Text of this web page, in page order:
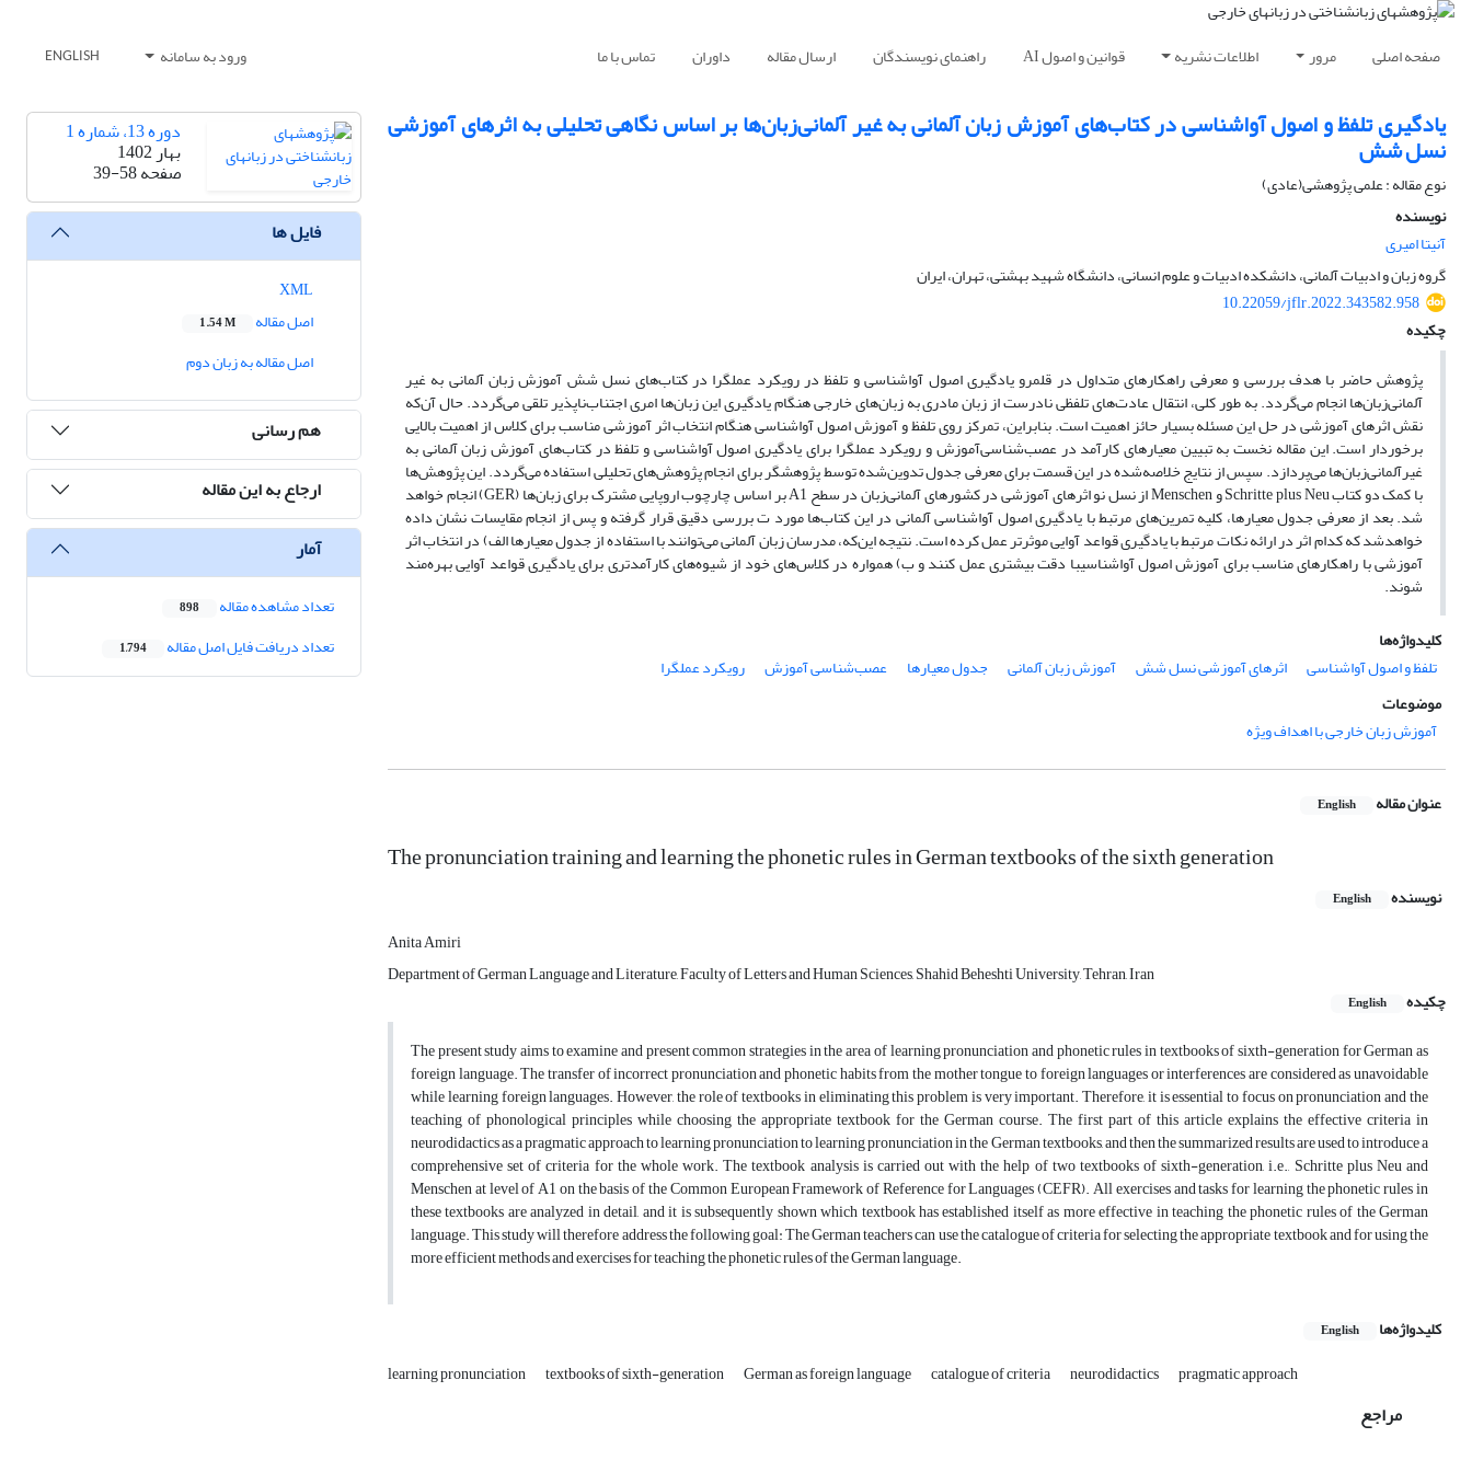
صفحه اصلی مرور اطلاعات نشریه قوانین و اصول AI راهنمای نویسندگان ارسال مقاله داوران تماس با ما ورود به سامانه ENGLISH
یادگیری تلفظ و اصول آواشناسی در کتاب‌های آموزش زبان آلمانی به غیر آلمانی‌زبان‌ها بر اساس نگاهی تحلیلی به اثرهای آموزشی
نسل شش
نوع مقاله : علمی پژوهشی(عادی)
نویسنده
آنیتا امیری
گروه زبان و ادبیات آلمانی، دانشکده ادبیات و علوم انسانی، دانشگاه شهید بهشتی، تهران، ایران
10.22059/jflr.2022.343582.958
چکیده
پژوهش حاضر با هدف بررسی و معرفی راهکارهای متداول در قلمرو یادگیری اصول آواشناسی و تلفظ در رویکرد عملگرا در کتاب‌های نسل شش آموزش زبان آلمانی به غیر
آلمانی‌زبان‌ها انجام می‌گردد. به طور کلی، انتقال عادت‌های تلفظی نادرست از زبان مادری به زبان‌های خارجی هنگام یادگیری این زبان‌ها امری اجتناب‌ناپذیر تلقی می‌گردد. حال آن‌که
نقش اثرهای آموزشی در حل این مسئله بسیار حائز اهمیت است. بنابراین، تمرکز روی تلفظ و آموزش اصول آواشناسی هنگام انتخاب اثر آموزشی مناسب برای کلاس از اهمیت بالایی
برخوردار است. این مقاله نخست به تبیین معیارهای کارآمد در عصب‌شناسی‌آموزش و رویکرد عملگرا برای یادگیری اصول آوا‌شناسی و تلفظ در کتاب‌های آموزش زبان آلمانی به
غیرآلمانی‌زبان‌ها می‌پردازد. سپس از نتایج خلاصه‌شده در این قسمت برای معرفی جدول تدوین‌شده توسط پژوهشگر برای انجام پژوهش‌های تحلیلی استفاده می‌گردد. این پژوهش‌ها
با کمک دو کتاب Schritte plus Neu و Menschen از نسل نو اثرهای آموزشی در کشورهای آلمانی‌زبان در سطح‌ A1 بر اساس چارچوب اروپایی مشترک برای زبان‌ها (GER) انجام خواهد
شد. بعد از معرفی جدول معیارها، کلیه تمرین‌های مرتبط با یادگیری اصول آواشناسی آلمانی در این کتاب‌ها مورد ت بررسی دقیق قرار گرفته و پس از انجام مقایسات نشان داده
خواهدشد که کدام اثر در ارائه نکات مرتبط با یادگیری قواعد آوایی موثرتر عمل کرده‌ است. نتیجه این‌که، مدرسان زبان آلمانی می‌توانند با استفاده از جدول معیارها الف) در انتخاب اثر
آموزشی با راهکارهای مناسب برای آموزش اصول آواشناسیبا دقت بیشتری عمل کنند و ب) همواره در کلاس‌های خود از شیوه‌های کارآمدتری برای یادگیری قواعد آوایی بهره‌مند
شوند.
کلیدواژه‌ها
تلفظ و اصول آواشناسی
اثرهای آموزشی نسل شش آموزش زبان آلمانی جدول معیارها عصب‌شناسی آموزش
رویکرد عملگرا
موضوعات
آموزش زبان خارجی با اهداف ویژه
عنوان مقاله English
The pronunciation training and learning the phonetic rules in German textbooks of the sixth generation
نویسنده English
Anita Amiri
Department of German Language and Literature, Faculty of Letters and Human Sciences, Shahid Beheshti University, Tehran, Iran
چکیده
English
The present study aims to examine and present common strategies in the area of learning pronunciation and phonetic rules in textbooks of sixth-generation for German as
foreign language. The transfer of incorrect pronunciation and phonetic habits from the mother tongue to foreign languages or interferences are considered as unavoidable
while learning foreign languages. However, the role of textbooks in eliminating this problem is very important. Therefore, it is essential to focus on pronunciation and the
teaching of phonological principles while choosing the appropriate textbook for the German course. The first part of this article explains the effective criteria in
neurodidactics as a pragmatic approach to learning pronunciation to learning pronunciation in the German textbooks, and then the summarized results are used to introduce a
comprehensive set of criteria for the whole work. The textbook analysis is carried out with the help of two textbooks of sixth-generation, i.e., Schritte plus Neu and
Menschen at level of A1 on the basis of the Common European Framework of Reference for Languages (CEFR). All exercises and tasks for learning the phonetic rules in
these textbooks are analyzed in detail, and it is subsequently shown which textbook has established itself as more effective in teaching the phonetic rules of the German
language. This study will therefore address the following goal: The German teachers can use the catalogue of criteria for selecting the appropriate textbook and for using the
more efficient methods and exercises for teaching the phonetic rules of the German language.
کلیدواژه‌ها English
learning pronunciation textbooks of sixth-generation German as foreign language catalogue of criteria neurodidactics pragmatic approach
مراجع
دوره 13، شماره 1
بهار 1402
صفحه39-58
فایل ها
اصل مقاله
1.54 M
اصل مقاله به زبان دوم
هم رسانی
ارجاع به این مقاله
آمار
تعداد مشاهده مقاله 898
تعداد دریافت فایل اصل مقاله 1,794